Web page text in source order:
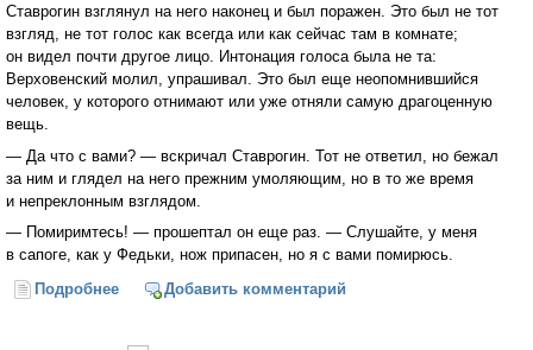
Ставрогин взглянул на него наконец и был поражен. Это был не тот
взгляд, не тот голос как всегда или как сейчас там в комнате;
он видел почти другое лицо. Интонация голоса была не та:
Верховенский молил, упрашивал. Это был еще неопомнившийся
человек, у которого отнимают или уже отняли самую драгоценную
вещь.
— Да что с вами? — вскричал Ставрогин. Тот не ответил, но бежал
за ним и глядел на него прежним умоляющим, но в то же время
и непреклонным взглядом.
— Помиримтесь! — прошептал он еще раз. — Слушайте, у меня
в сапоге, как у Федьки, нож припасен, но я с вами помирюсь.
Подробнее о Бесы. Часть 2, глава 8. Фрагмент (Ф.М.
Добавить комментарий